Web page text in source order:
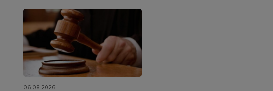
06.08.2026